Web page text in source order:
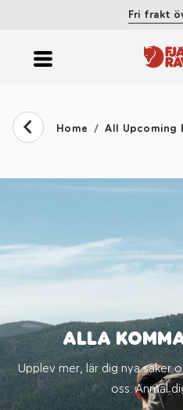
Fri frakt
Home All Upcoming
ALLA
Upplev mer, lär dig nya saker
oss. Anmäl